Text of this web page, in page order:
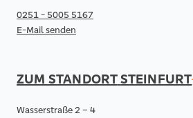
0251 - 5005 5167
E-Mail senden
ZUM STANDORTSTEINFURT
Wasserstraße 2 – 4